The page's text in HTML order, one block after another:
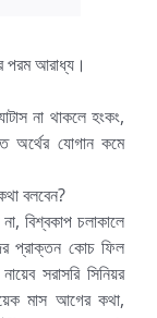
পরম আরাধ্য।
না থাকলে হংকং,
অর্থের যোগান কমে
বলবেন?
বিশ্বকাপ চলাকালে
প্রাক্তন কোচ ফিল
সরাসরি সিনিয়র
মাস আগের কথা,